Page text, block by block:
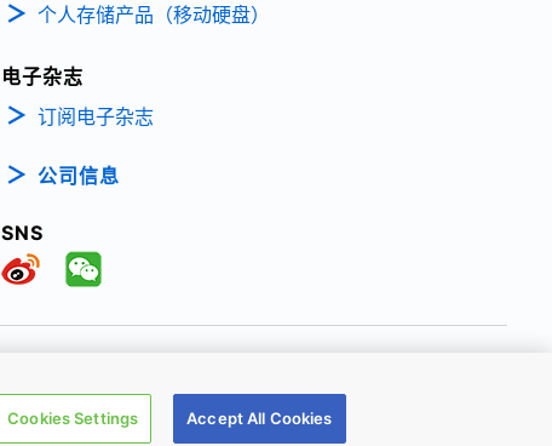
个人存储产品（移动硬盘）
电子杂志
订阅电子杂志
公司信息
SNS
Cookies Settings Accept All Cookies